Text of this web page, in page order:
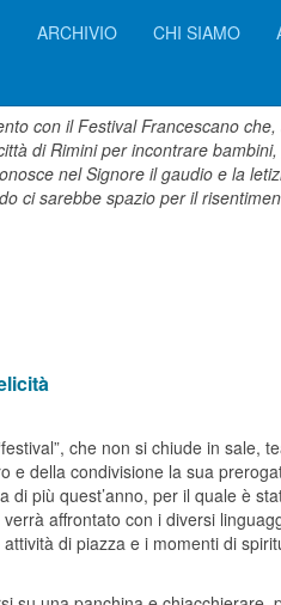
ARCHIVIO CHI SIAMO
con il Festival Francescano
di Rimini per incontrare
nel Signore il gaudio e la
ci sarebbe spazio per il
che non si chiude in sale,
e della condivisione la sua
di più quest’anno, per il quale è
affrontato con i diversi
di piazza e i momenti di